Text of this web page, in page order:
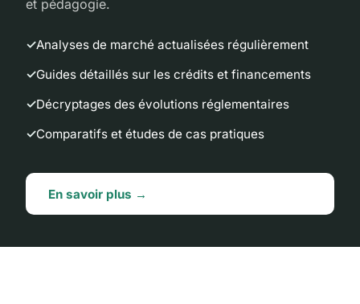
et pédagogie.
Analyses de marché actualisées régulièrement
Guides détaillés sur les crédits et financements
Décryptages des évolutions réglementaires
Comparatifs et études de cas pratiques
En savoir plus →